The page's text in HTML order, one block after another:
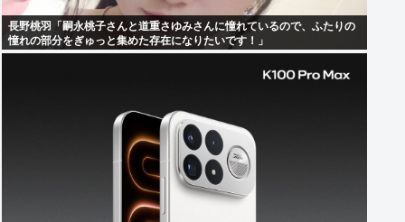
長野桃羽「嗣永桃子さんと道重さゆみさんに憧れているので、ふたりの
憧れの部分をぎゅっと集めた存在になりたいです！」